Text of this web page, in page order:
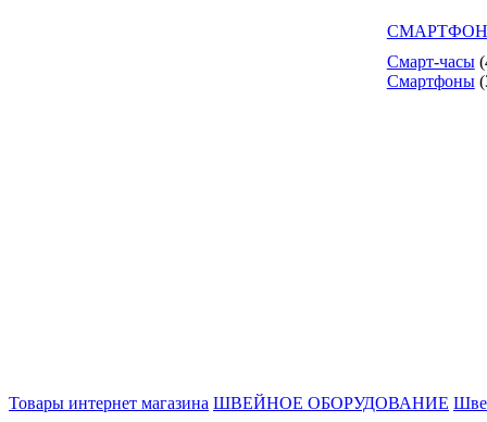
Смарт-часы
Смартфоны
Товары интернет магазина ШВЕЙНОЕ ОБОРУДОВАНИЕ